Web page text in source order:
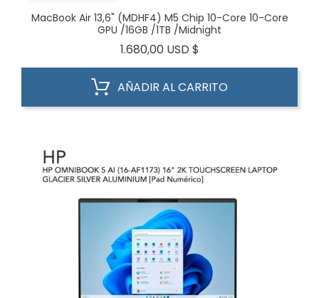
MacBook Air 13,6" (MDHF4) M5 Chip 10-Core 10-Core
GPU /16GB /1TB /Midnight
1.680,00 USD $
AÑADIR AL CARRITO